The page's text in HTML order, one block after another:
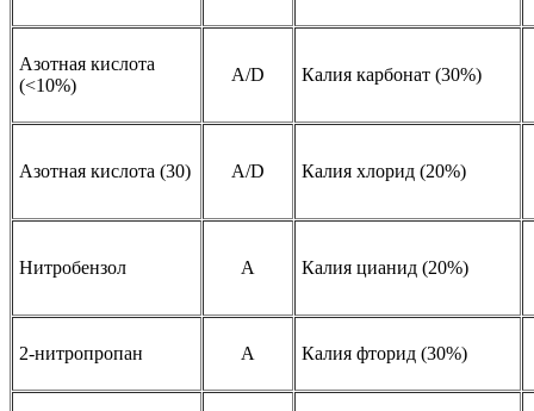
Азотная кислота
(<10%)
A/D Калия карбонат (30%)
Азотная кислота (30) A/D Калия хлорид (20%)
Нитробензол A Калия цианид (20%)
2-нитропропан A Калия фторид (30%)